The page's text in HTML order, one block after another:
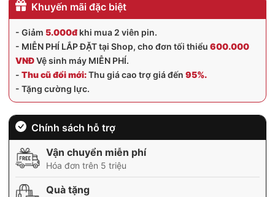
Khuyến mãi đặc biệt
- Giảm 5.000đ khi mua 2 viên pin.
- MIỄN PHÍ LẮP ĐẶT tại Shop, cho đơn tối thiểu 600.000
VNĐVệ sinh máy MIỄN PHÍ.
- Thu cũ đổi mới:Thu giá cao trợ giá đến 95%.
- Tặng cường lực.
Chính sách hỗ trợ
Vận chuyển miễn phí
Hóa đơn trên 5 triệu
Quà tặng